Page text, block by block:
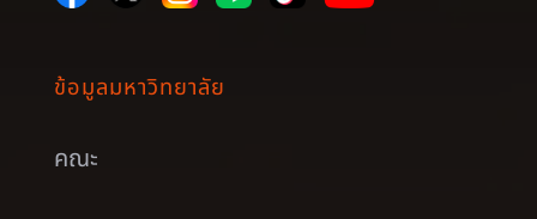
ข้อมูลมหาวิทยาลัย
คณะ